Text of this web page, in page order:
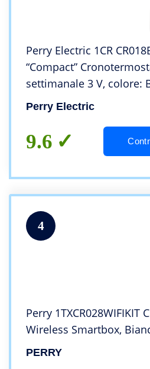
Perry Electric 1CR
“Compact”
settimanale 3 V, colore:
Perry Electric
9.6
4
Perry
Wireless Smartbox,
PERRY